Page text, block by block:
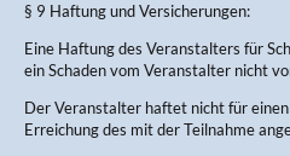
§ 9 Haftung und Versicherungen:
Eine Haftung des Veranstalters für
ein Schaden vom Veranstalter nicht
Der Veranstalter haftet nicht für
Erreichung des mit der Teilnahme